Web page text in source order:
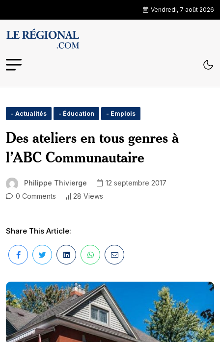
Vendredi, 7 août 2026
- Actualités - Éducation - Emplois
Des ateliers en tous genres à
l’ABC Communautaire
Philippe Thivierge
12 septembre 2017
0 Comments
28 Views
Share This Article: